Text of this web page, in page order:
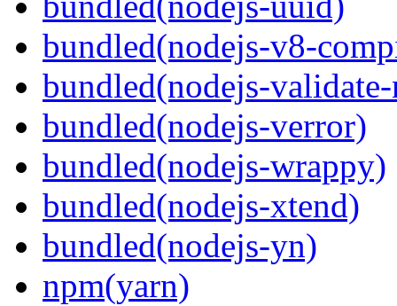
bundled(nodejs-v8-
bundled(nodejs-
bundled(nodejs-verror)
bundled(nodejs-wrappy)
bundled(nodejs-xtend)
bundled(nodejs-yn)
npm(yarn)